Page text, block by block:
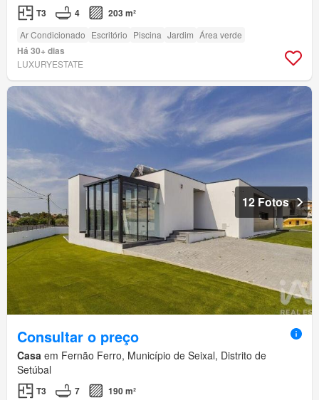
T3 4 203 m²
Ar Condicionado Escritório Piscina Jardim Área verde
Há 30+ dias
LUXURYESTATE
12 Fotos
Consultar o preço
Casa em Fernão Ferro, Município de Seixal, Distrito de
Setúbal
T3 7
190 m²